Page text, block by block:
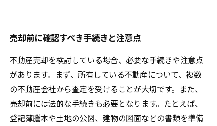
売却前に確認すべき手続きと注意点
不動産売却を検討している場合、必要な手続きや注意点
があります。まず、所有している不動産について、複数
の不動産会社から査定を受けることが大切です。また、
売却前には法的な手続きも必要となります。たとえば、
登記簿謄本や土地の公図、建物の図面などの書類を準備